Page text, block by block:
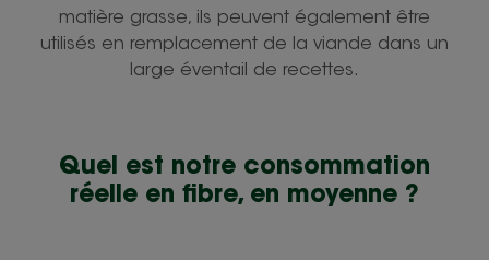
matière grasse, ils peuvent également être
utilisés en remplacement de la viande dans un
large éventail de recettes.
Quel est notre consommation
réelle en fibre, en moyenne ?